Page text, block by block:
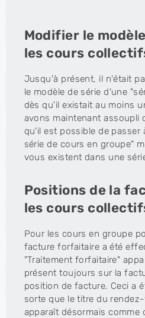
Modifier le
les cours
Jusqu'à présent, il n'était
le modèle de série d'une
dès qu'il existait au moins
avons maintenant assoupli
qu'il est possible de passer
série de cours en groupe"
vous existent dans une
Positions de la
les cours
Pour les cours en groupe
facture forfaitaire a été
"Traitement forfaitaire"
présent toujours sur la
position de facture. Ceci a
sorte que le titre du
apparaît désormais comme